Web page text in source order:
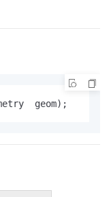
geom);